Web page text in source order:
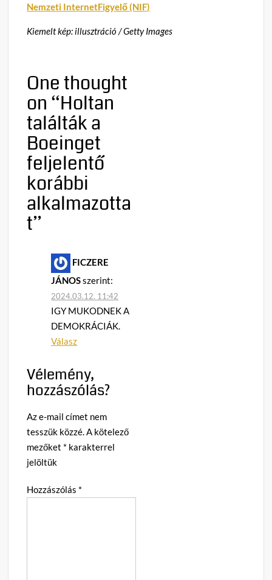
Nemzeti InternetFigyelő (NIF)
Kiemelt kép: illusztráció / Getty Images
One thought
on “Holtan
találták a
Boeinget
feljelentő
korábbi
alkalmazotta
t”
FICZERE
JÁNOSszerint:
2024.03.12. 11:42
IGY MUKODNEK A
DEMOKRÁCIÁK.
Válasz
Vélemény,
hozzászólás?
Az e-mail címet nem
tesszük közzé. A kötelező
mezőket * karakterrel
jelöltük
Hozzászólás *